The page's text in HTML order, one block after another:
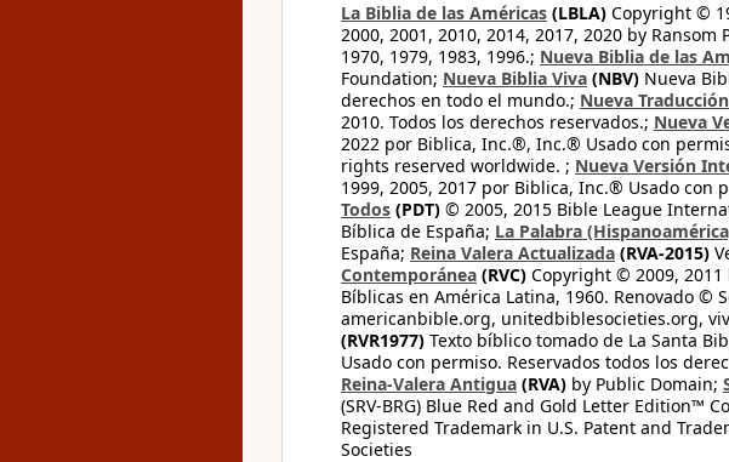
La Biblia de las Américas (LBLA) Copyright ©
2000, 2001, 2010, 2014, 2017, 2020 by
1970, 1979, 1983, 1996.; Nueva Biblia de las
Foundation; Nueva Biblia Viva (NBV) Nueva
derechos en todo el mundo.; Nueva
2010. Todos los derechos reservados.; Nueva
2022 por Biblica, Inc.®, Inc.® Usado con
rights reserved worldwide. ; Nueva Versión
1999, 2005, 2017 por Biblica, Inc.® Usado
Todos (PDT) © 2005, 2015 Bible League
Bíblica de España; La Palabra
España; Reina Valera Actualizada (RVA-2015)
Contemporánea (RVC) Copyright © 2009, 2011
Bíblicas en América Latina, 1960. Renovado ©
americanbible.org, unitedbiblesocieties.org,
(RVR1977) Texto bíblico tomado de La Santa
Usado con permiso. Reservados todos los
Reina-Valera Antigua (RVA) by Public Domain;
(SRV-BRG) Blue Red and Gold Letter Edition™
Registered Trademark in U.S. Patent and
Societies